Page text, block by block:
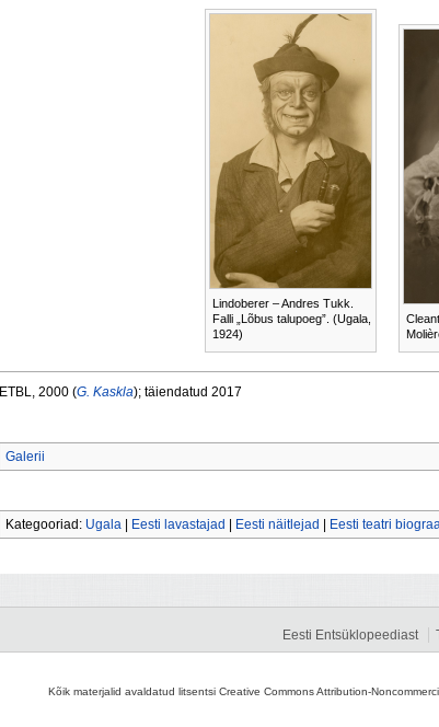
Lindoberer – Andres Tukk.
Falli „Lõbus talupoeg”. (Ugala,
1924)
ETBL, 2000 (G. Kaskla); täiendatud 2017
Galerii
Kategooriad: Ugala Eesti lavastajad Eesti näitlejad Eesti teatri
Eesti Entsüklopeediast
Kõik materjalid avaldatud litsentsi Creative Commons Attribution-